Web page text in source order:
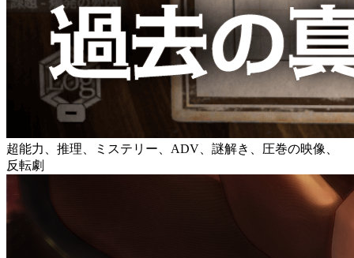
超能力、推理、ミステリー、ADV、謎解き、圧巻の映像、
反転劇